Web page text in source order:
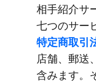
相手紹介サ
七つの​​サー
特定商取引
店舗、​​郵送
含みます。​​